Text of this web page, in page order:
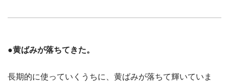
●黄ばみが落ちてきた。
長期的に使っていくうちに、黄ばみが落ちて輝いていま